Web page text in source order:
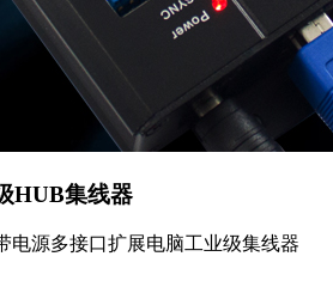
HUB集线器
电源多接口扩展电脑工业级集线器